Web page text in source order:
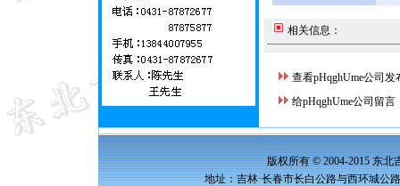
相关信息：
查看pHqghUme公司发
给pHqghUme公司留言
版权所有 © 2004-2015 东北
地址：吉林·长春市长白公路与西环城公